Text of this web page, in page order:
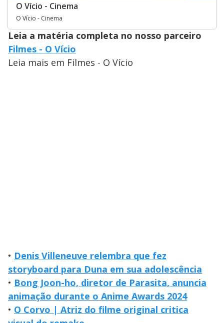
O Vício - Cinema
O Vício - Cinema
Leia a matéria completa no nosso parceiro
Filmes - O Vício
Leia mais em Filmes - O Vício
• Denis Villeneuve relembra que fez
storyboard para Duna em sua adolescência
• Bong Joon-ho, diretor de Parasita, anuncia
animação durante o Anime Awards 2024
• O Corvo | Atriz do filme original critica